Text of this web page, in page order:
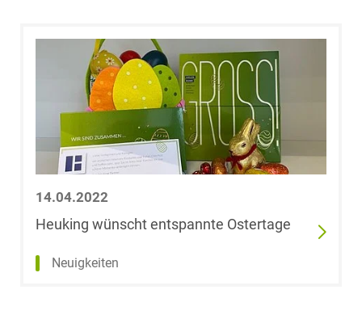
14.04.2022
Heuking wünscht entspannte Ostertage
Neuigkeiten